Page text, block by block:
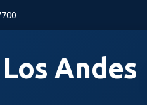
Andes